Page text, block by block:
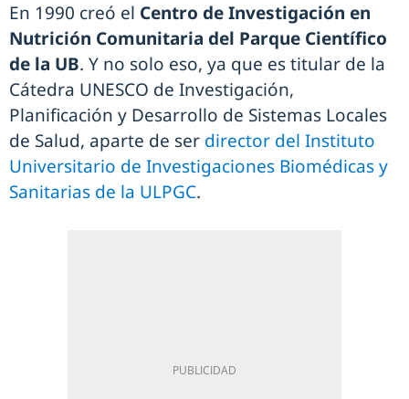
En 1990 creó el Centro de Investigación en
Nutrición Comunitaria del Parque Científico
de la UB. Y no solo eso, ya que es titular de la
Cátedra UNESCO de Investigación,
Planificación y Desarrollo de Sistemas Locales
de Salud, aparte de ser director del Instituto
Universitario de Investigaciones Biomédicas y
Sanitarias de la ULPGC.